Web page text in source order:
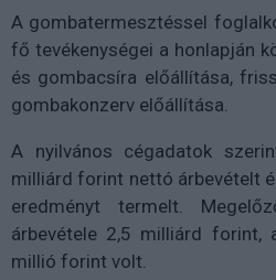
A gombatermesztéssel
fő tevékenységei a honlapján
és gombacsíra előállítása,
gombakonzerv előállítása.
A nyilvános cégadatok
milliárd forint nettó árbevételt
eredményt termelt.
árbevétele 2,5 milliárd forint,
millió forint volt.